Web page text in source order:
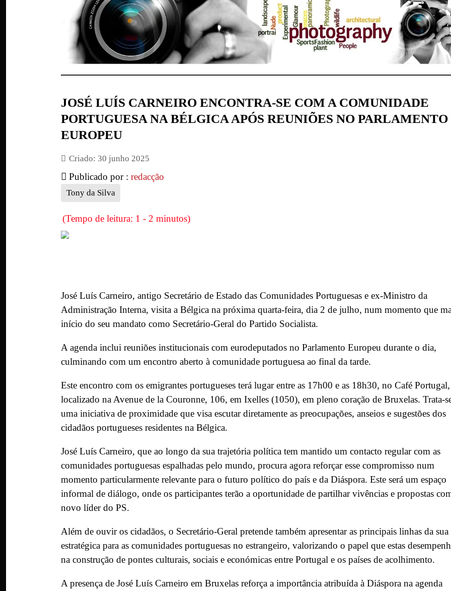
JOSÉ LUÍS CARNEIRO ENCONTRA-SE COM A COMUNIDADE
PORTUGUESA NA BÉLGICA APÓS REUNIÕES NO PARLAMENTO
EUROPEU
Criado: 30 junho 2025
Publicado por : redacção
Tony da Silva
(Tempo de leitura: 1 - 2 minutos)
José Luís Carneiro, antigo Secretário de Estado das Comunidades Portuguesas e ex-Ministro da
Administração Interna, visita a Bélgica na próxima quarta-feira, dia 2 de julho, num momento que
início do seu mandato como Secretário-Geral do Partido Socialista.
A agenda inclui reuniões institucionais com eurodeputados no Parlamento Europeu durante o dia,
culminando com um encontro aberto à comunidade portuguesa ao final da tarde.
Este encontro com os emigrantes portugueses terá lugar entre as 17h00 e as 18h30, no Café Portugal,
localizado na Avenue de la Couronne, 106, em Ixelles (1050), em pleno coração de Bruxelas. Trata-
uma iniciativa de proximidade que visa escutar diretamente as preocupações, anseios e sugestões dos
cidadãos portugueses residentes na Bélgica.
José Luís Carneiro, que ao longo da sua trajetória política tem mantido um contacto regular com as
comunidades portuguesas espalhadas pelo mundo, procura agora reforçar esse compromisso num
momento particularmente relevante para o futuro político do país e da Diáspora. Este será um espaço
informal de diálogo, onde os participantes terão a oportunidade de partilhar vivências e propostas
novo líder do PS.
Além de ouvir os cidadãos, o Secretário-Geral pretende também apresentar as principais linhas da
estratégica para as comunidades portuguesas no estrangeiro, valorizando o papel que estas
na construção de pontes culturais, sociais e económicas entre Portugal e os países de acolhimento.
A presença de José Luís Carneiro em Bruxelas reforça a importância atribuída à Diáspora na agenda